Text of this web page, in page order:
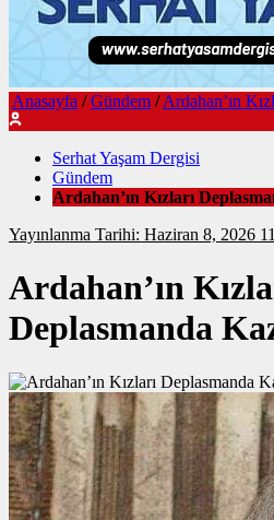
Anasayfa / Gündem / Ardahan’ın
Serhat Yaşam Dergisi
Gündem
Ardahan’ın Kızları
Yayınlanma Tarihi: Haziran 8, 2026
Ardahan’ın
Deplasmanda